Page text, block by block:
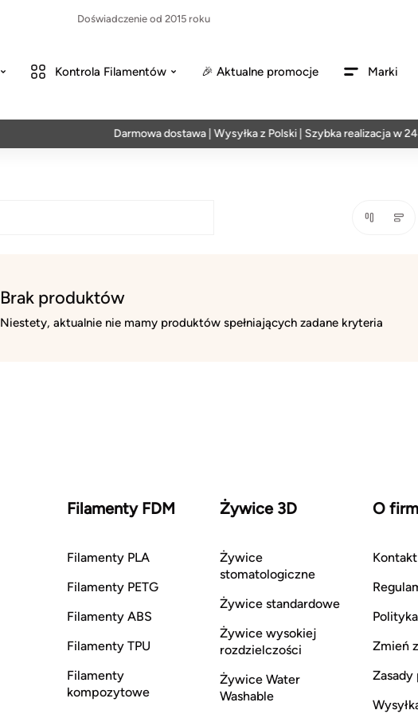
Doświadczenie od 2015 roku
Kontrola Filamentów 🎉 Aktualne promocje Marki
Darmowa dostawa | Wysyłka z Polski | Szybka realizacja w 24h
Brak produktów
Niestety, aktualnie nie mamy produktów spełniających zadane kryteria
Filamenty FDM
Filamenty PLA
Filamenty PETG
Filamenty ABS
Filamenty TPU
Filamenty
kompozytowe
Żywice 3D
Żywice
stomatologiczne
Żywice standardowe
Żywice wysokiej
rozdzielczości
Żywice Water
Washable
O
Kontakt
Zmień
Zasady